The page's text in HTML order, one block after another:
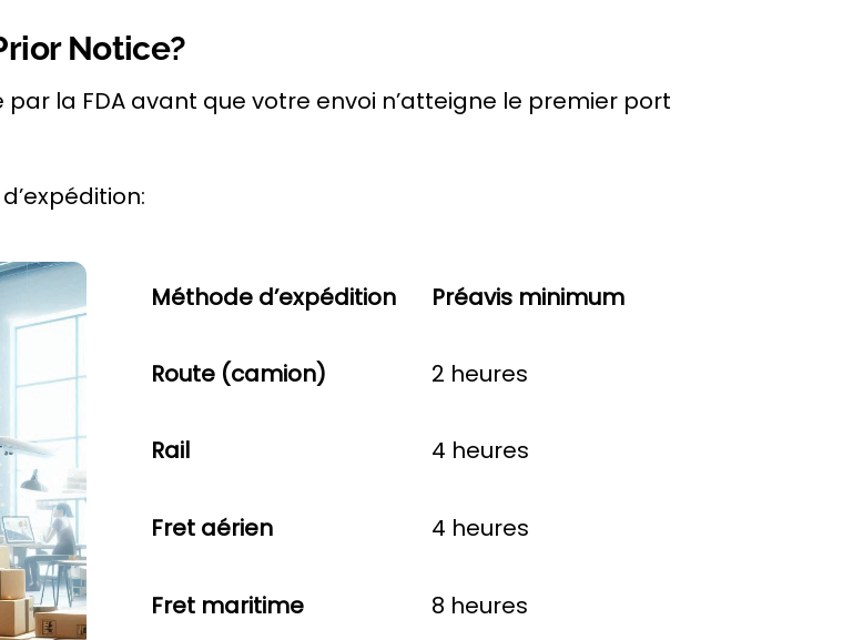
Notice?
la FDA avant que votre envoi n’atteigne le premier port
Méthode d’expédition Préavis minimum
Route (camion) 2 heures
Rail 4 heures
Fret aérien 4 heures
Fret maritime 8 heures